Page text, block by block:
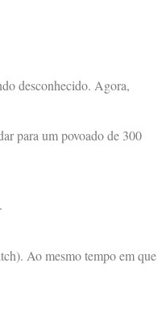
desconhecido. Agora,
para um povoado de 300
Ao mesmo tempo em que